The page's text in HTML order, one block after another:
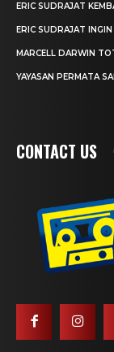
ERIC SUDRAJAT
ERIC SUDRAJAT
MARCELL DARWIN
YAYASAN PERMATA
CONTACT US